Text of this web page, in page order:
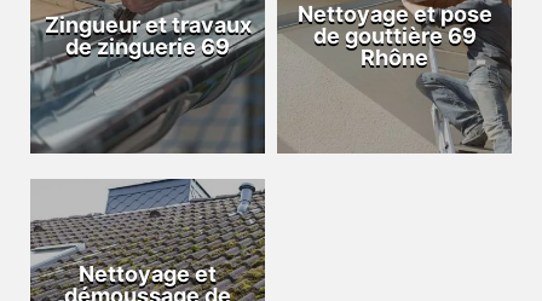
Zingueur et travaux
de zinguerie 69
Nettoyage et pose
de gouttière 69
Rhône
Nettoyage et
démoussage de